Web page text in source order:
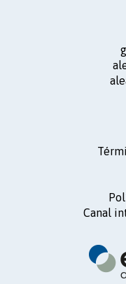
Canal